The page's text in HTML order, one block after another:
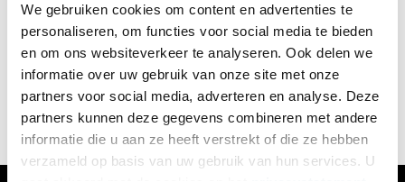
We gebruiken cookies om content en advertenties te
personaliseren, om functies voor social media te bieden
en om ons websiteverkeer te analyseren. Ook delen we
informatie over uw gebruik van onze site met onze
partners voor social media, adverteren en analyse. Deze
partners kunnen deze gegevens combineren met andere
informatie die u aan ze heeft verstrekt of die ze hebben
verzameld op basis van uw gebruik van hun services. U
Duidelijk zichtbaar in het landschap vormt de Hoge Berg een
markant aandenken aan de ijstijd. Deze tot 15 meter hoge
glooiing is geen zandduin, maar een stuwwal van keileem. De
glooiing strekt van Oost tot Den Hoorn. Door ingrijpen van de
mens is een bijzonder cultuurlandschap ontstaan:
schapenweiden omzoomd door tuinwallen, schapenboeten en
drinkkolken.